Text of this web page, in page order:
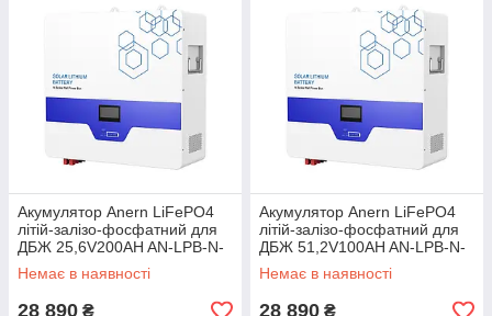
Акумулятор Anern LiFePO4
літій-залізо-фосфатний для
ДБЖ 25,6V200AH AN-LPB-N-
24200 5.12Kwh
Немає в наявності
28 890 ₴
Акумулятор Anern LiFePO4
літій-залізо-фосфатний для
ДБЖ 51,2V100AH AN-LPB-N-
48100 5,12kWh
Немає в наявності
28 890 ₴